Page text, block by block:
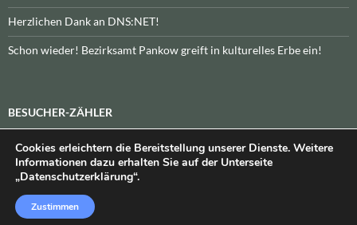
Herzlichen Dank an DNS:NET!
Schon wieder! Bezirksamt Pankow greift in kulturelles Erbe ein!
BESUCHER-ZÄHLER
Heute:_\n\nInsgesamt:_
Datenschutzerklärung
Cookies erleichtern die Bereitstellung unserer Dienste. Weitere
Informationen dazu erhalten Sie auf der Unterseite
„Datenschutzerklärung“.
Zustimmen